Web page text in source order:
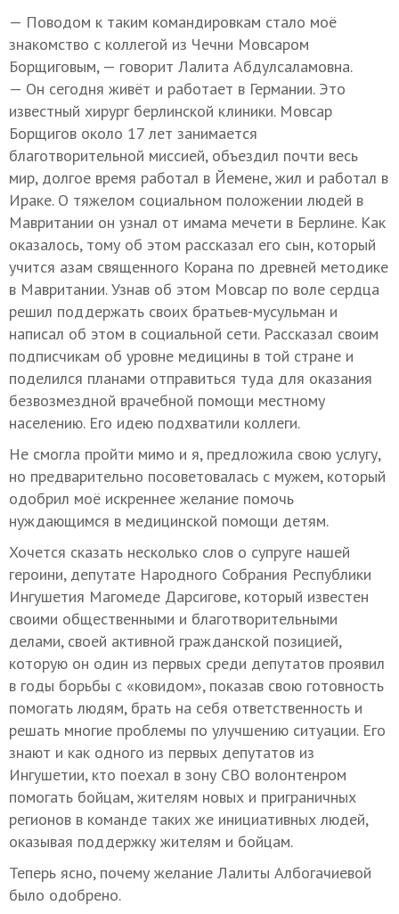
— Поводом к таким командировкам стало моё
знакомство с коллегой из Чечни Мовсаром
Борщиговым, — говорит Лалита Абдулсаламовна.
— Он сегодня живёт и работает в Германии. Это
известный хирург берлинской клиники. Мовсар
Борщигов около 17 лет занимается
благотворительной миссией, объездил почти весь
мир, долгое время работал в Йемене, жил и работал в
Ираке. О тяжелом социальном положении людей в
Мавритании он узнал от имама мечети в Берлине. Как
оказалось, тому об этом рассказал его сын, который
учится азам священного Корана по древней методике
в Мавритании. Узнав об этом Мовсар по воле сердца
решил поддержать своих братьев-мусульман и
написал об этом в социальной сети. Рассказал своим
подписчикам об уровне медицины в той стране и
поделился планами отправиться туда для оказания
безвозмездной врачебной помощи местному
населению. Его идею подхватили коллеги.
Не смогла пройти мимо и я, предложила свою услугу,
но предварительно посоветовалась с мужем, который
одобрил моё искреннее желание помочь
нуждающимся в медицинской помощи детям.
Хочется сказать несколько слов о супруге нашей
героини, депутате Народного Собрания Республики
Ингушетия Магомеде Дарсигове, который известен
своими общественными и благотворительными
делами, своей активной гражданской позицией,
которую он один из первых среди депутатов проявил
в годы борьбы с «ковидом», показав свою готовность
помогать людям, брать на себя ответственность и
решать многие проблемы по улучшению ситуации. Его
знают и как одного из первых депутатов из
Ингушетии, кто поехал в зону СВО волонтенром
помогать бойцам, жителям новых и приграничных
регионов в команде таких же инициативных людей,
оказывая поддержку жителям и бойцам.
Теперь ясно, почему желание Лалиты Албогачиевой
было одобрено.